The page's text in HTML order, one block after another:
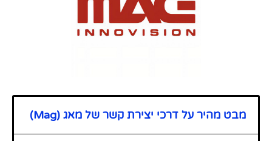
מבט מהיר על דרכי יצירת קשר של מאג (Mag)